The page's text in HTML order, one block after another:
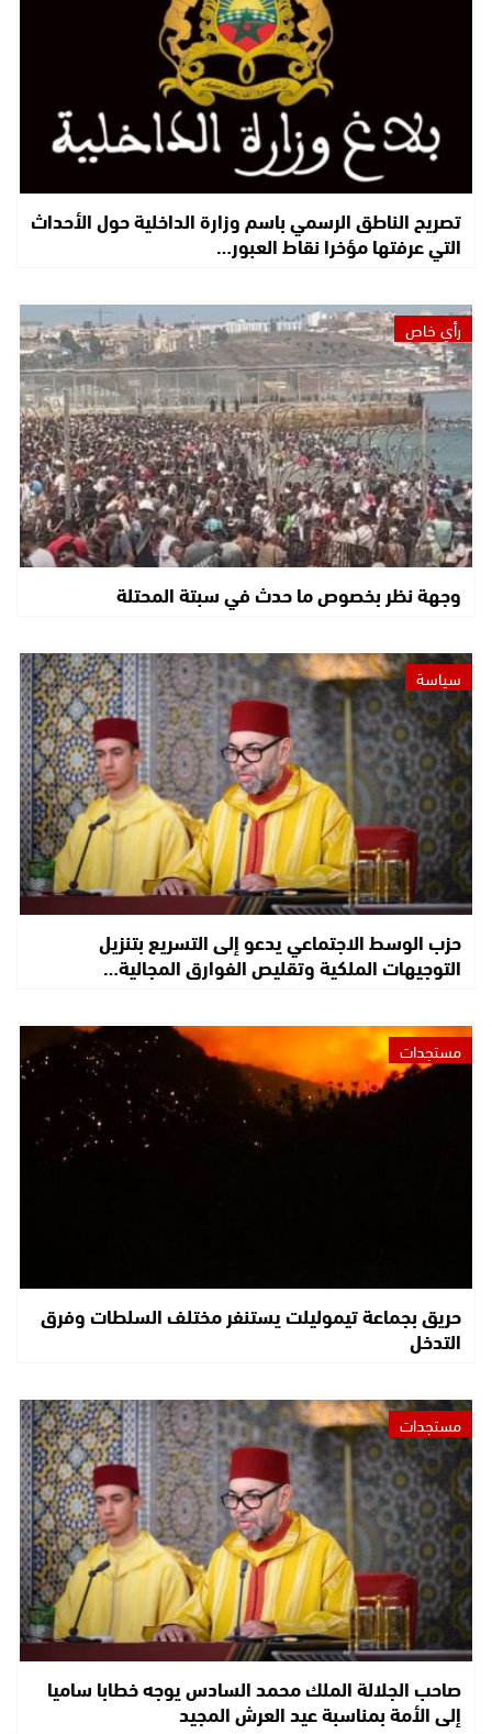
تصريح الناطق الرسمي باسم وزارة الداخلية حول الأحداث
التي عرفتها مؤخرا نقاط العبور…
رأي خاص
وجهة نظر بخصوص ما حدث في سبتة المحتلة
سياسة
حزب الوسط الاجتماعي يدعو إلى التسريع بتنزيل
التوجيهات الملكية وتقليص الفوارق المجالية…
مستجدات
حريق بجماعة تيموليلت يستنفر مختلف السلطات وفرق
التدخل
مستجدات
صاحب الجلالة الملك محمد السادس يوجه خطابا ساميا
إلى الأمة بمناسبة عيد العرش المجيد